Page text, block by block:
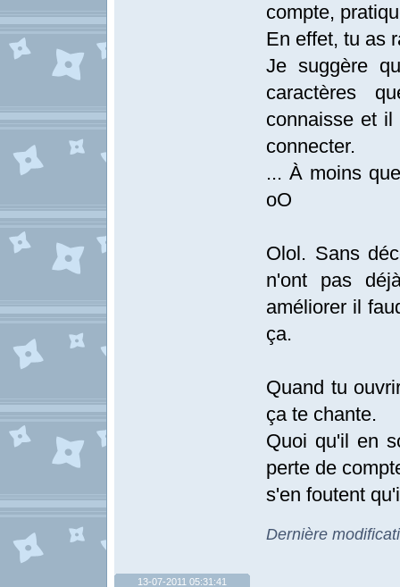
compte,
En effet, tu as
Je suggère
caractères
connaisse et
connecter.
... À moins
oO
Olol. Sans
n'ont pas
améliorer il
ça.
Quand tu
ça te chante.
Quoi qu'il en
perte de
s'en foutent
Dernière
13-07-2011 05:31:41